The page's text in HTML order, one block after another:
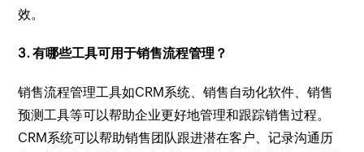
效。
3. 有哪些工具可用于销售流程管理？
销售流程管理工具如CRM系统、销售自动化软件、销售
预测工具等可以帮助企业更好地管理和跟踪销售过程。
CRM系统可以帮助销售团队跟进潜在客户、记录沟通历